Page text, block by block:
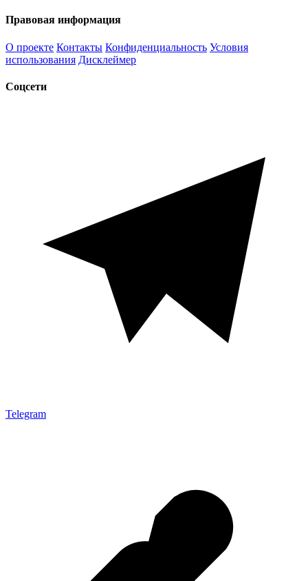
Правовая информация
О проекте Контакты Конфиденциальность Условия
использования Дисклеймер
Соцсети
Telegram